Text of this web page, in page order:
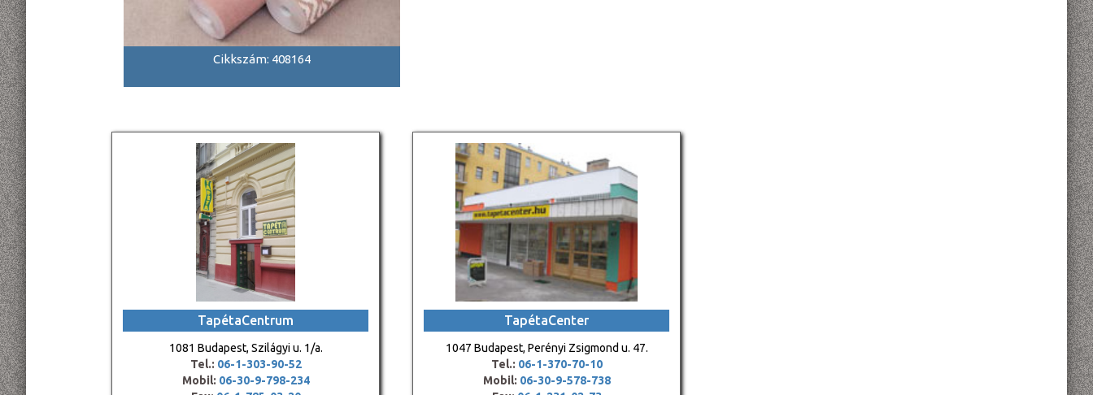
Cikkszám: 408164
TapétaCentrum
1081 Budapest, Szilágyi u. 1/a.
Tel.: 06-1-303-90-52
Mobil: 06-30-9-798-234
TapétaCenter
1047 Budapest, Perényi Zsigmond u. 47.
Tel.: 06-1-370-70-10
Mobil: 06-30-9-578-738